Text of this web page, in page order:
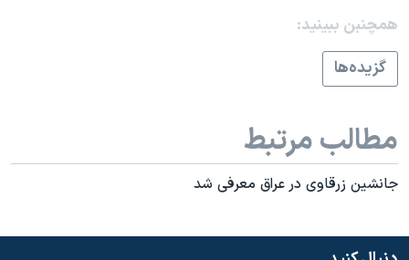
همچنبن ببینید:
گزيده‌ها
مطالب مرتبط
جانشين زرقاوی در عراق معرفی شد